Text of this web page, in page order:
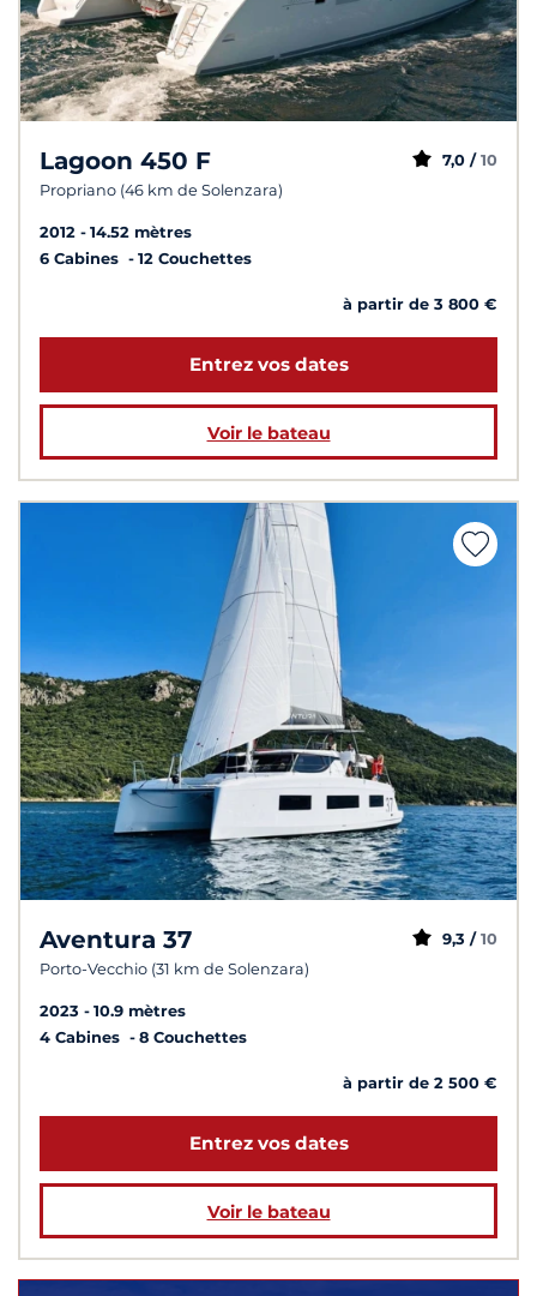
Lagoon 450 F
Propriano (46 km de Solenzara)
7,0 / 10
2012
14.52 mètres
6 Cabines
12 Couchettes
à partir de 3 800 €
Entrez vos dates
Voir le bateau
Aventura 37
Porto-Vecchio (31 km de Solenzara)
9,3 / 10
2023
10.9 mètres
4 Cabines
8 Couchettes
à partir de 2 500 €
Entrez vos dates
Voir le bateau